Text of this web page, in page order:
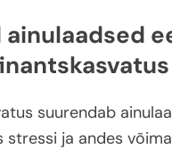
suurendab
stressi ja andes